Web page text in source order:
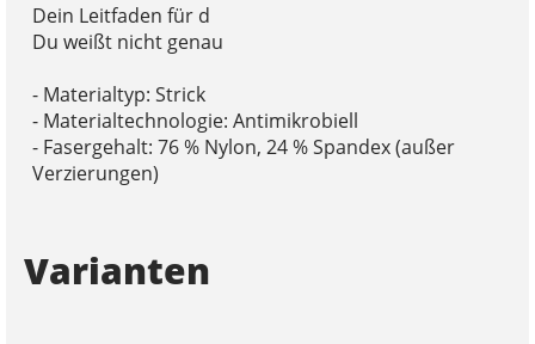
Dein Leitfaden für d
Du weißt nicht genau
- Materialtyp: Strick
- Materialtechnologie: Antimikrobiell
- Fasergehalt: 76 % Nylon, 24 % Spandex (außer
Verzierungen)
Varianten